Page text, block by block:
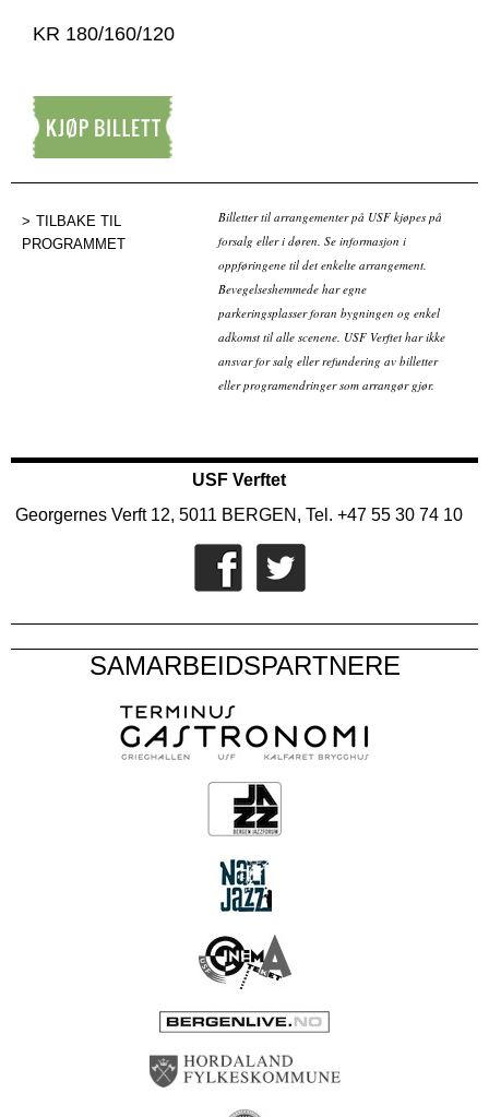
KR 180/160/120
TILBAKE TIL
PROGRAMMET
Billetter til arrangementer på USF kjøpes på
forsalg eller i døren. Se informasjon i
oppføringene til det enkelte arrangement.
Bevegelseshemmede har egne
parkeringsplasser foran bygningen og enkel
adkomst til alle scenene. USF Verftet har ikke
ansvar for salg eller refundering av billetter
eller programendringer som arrangør gjør.
USF Verftet
Georgernes Verft 12, 5011 BERGEN, Tel. +47 55 30 74 10
SAMARBEIDSPARTNERE